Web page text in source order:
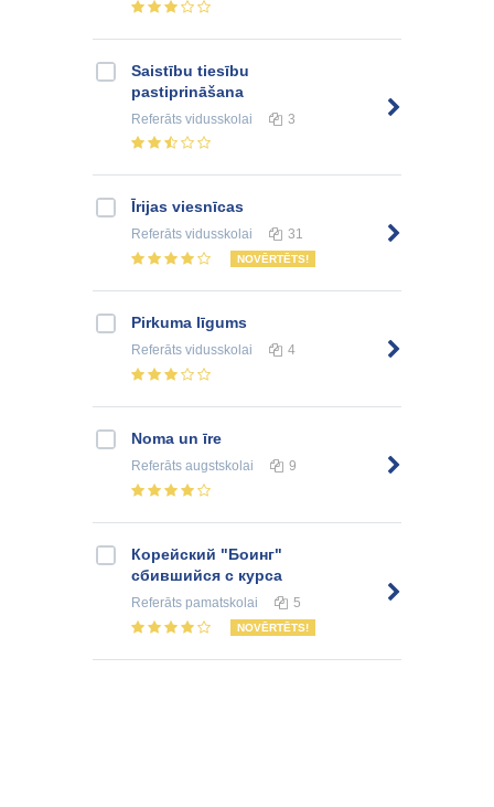
Saistību tiesību
pastiprināšana
Referāts vidusskolai 3
Īrijas viesnīcas
Referāts vidusskolai 31
NOVĒRTĒTS!
Pirkuma līgums
Referāts vidusskolai 4
Noma un īre
Referāts augstskolai 9
Корейский "Боинг"
сбившийся с курса
Referāts pamatskolai 5
NOVĒRTĒTS!